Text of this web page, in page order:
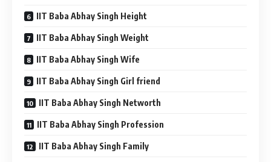
IIT Baba Abhay Singh Height
IIT Baba Abhay Singh Weight
IIT Baba Abhay Singh Wife
IIT Baba Abhay Singh Girl friend
IIT Baba Abhay Singh Networth
IIT Baba Abhay Singh Profession
IIT Baba Abhay Singh Family